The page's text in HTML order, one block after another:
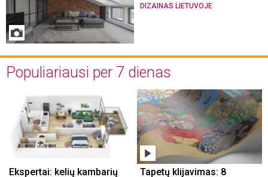
DIZAINAS LIETUVOJE
Populiariausi per 7 dienas
Ekspertai: kelių kambarių
Tapetų klijavimas: 8